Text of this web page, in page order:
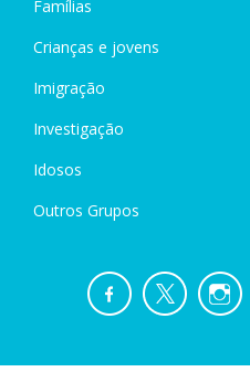
Famílias
Crianças e jovens
Imigração
Investigação
Idosos
Outros Grupos